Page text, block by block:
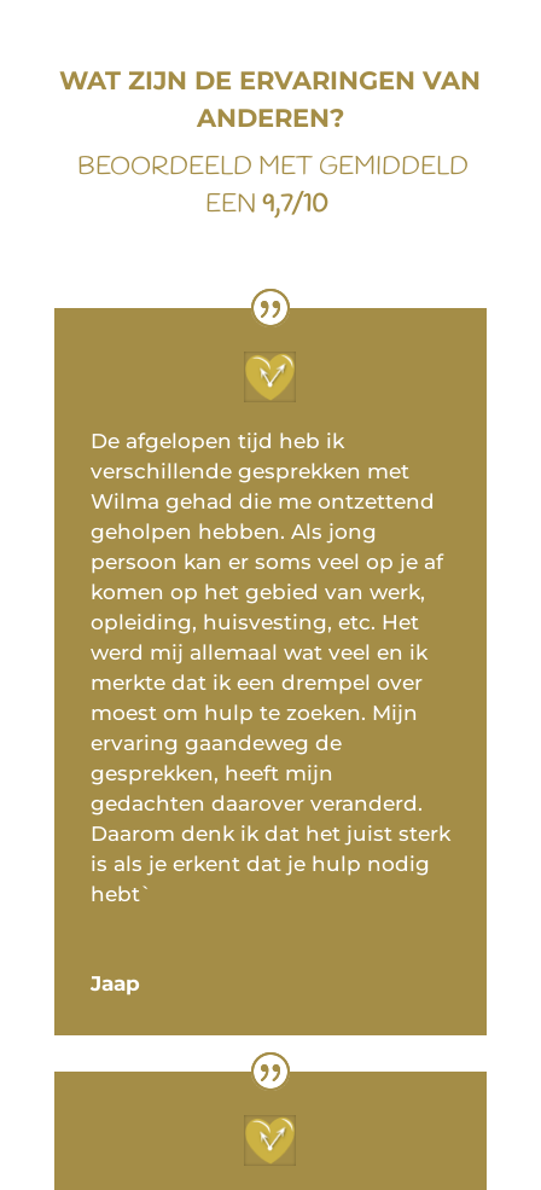
WAT ZIJN DE ERVARINGEN VAN
ANDEREN?
BEOORDEELD MET GEMIDDELD
EEN 9,7/10
De afgelopen tijd heb ik
verschillende gesprekken met
Wilma gehad die me ontzettend
geholpen hebben. Als jong
persoon kan er soms veel op je af
komen op het gebied van werk,
opleiding, huisvesting, etc. Het
werd mij allemaal wat veel en ik
merkte dat ik een drempel over
moest om hulp te zoeken. Mijn
ervaring gaandeweg de
gesprekken, heeft mijn
gedachten daarover veranderd.
Daarom denk ik dat het juist sterk
is als je erkent dat je hulp nodig
hebt`
Jaap